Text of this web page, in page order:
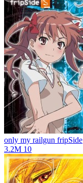
only my railgun fripSide
3.2M 10